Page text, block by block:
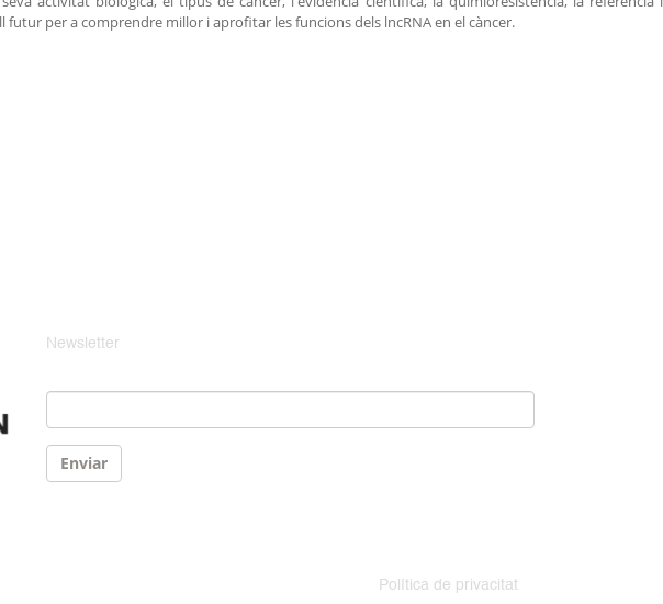
per a comprendre millor i aprofitar les funcions dels lncRNA en el càncer.
Newsletter
Email
Enviar
Política de privacitat